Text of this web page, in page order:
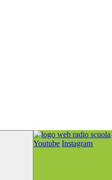
Youtube Instagram